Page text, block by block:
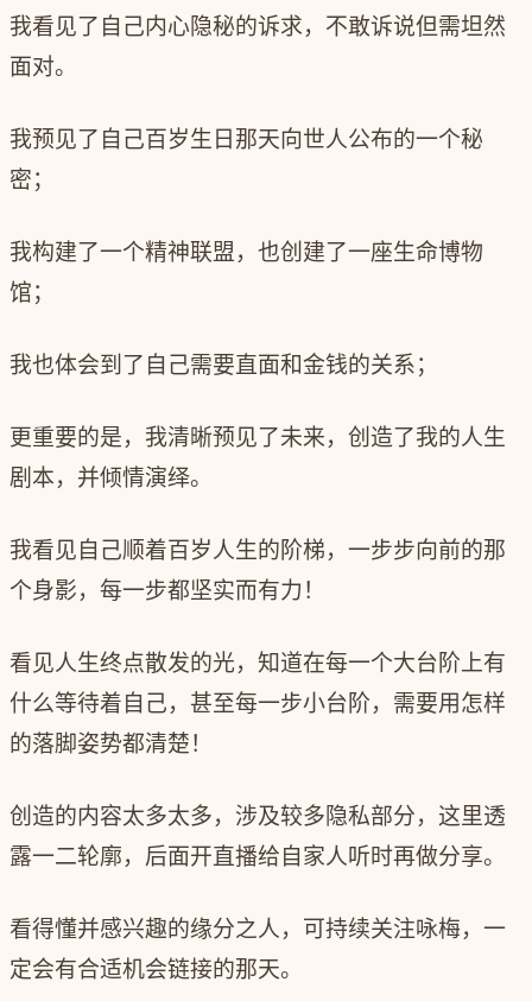
我看见了自己内心隐秘的诉求，不敢诉说但需坦然
面对。
我预见了自己百岁生日那天向世人公布的一个秘
密；
我构建了一个精神联盟，也创建了一座生命博物
馆；
我也体会到了自己需要直面和金钱的关系；
更重要的是，我清晰预见了未来，创造了我的人生
剧本，并倾情演绎。
我看见自己顺着百岁人生的阶梯，一步步向前的那
个身影，每一步都坚实而有力！
看见人生终点散发的光，知道在每一个大台阶上有
什么等待着自己，甚至每一步小台阶，需要用怎样
的落脚姿势都清楚！
创造的内容太多太多，涉及较多隐私部分，这里透
露一二轮廓，后面开直播给自家人听时再做分享。
看得懂并感兴趣的缘分之人，可持续关注咏梅，一
定会有合适机会链接的那天。